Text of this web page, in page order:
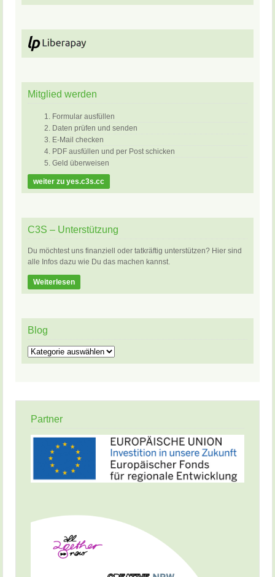
Mitglied werden
Formular ausfüllen
Daten prüfen und senden
E-Mail checken
PDF ausfüllen und per Post schicken
Geld überweisen
weiter zu yes.c3s.cc
C3S – Unterstützung
Du möchtest uns finanziell oder tatkräftig unterstützen? Hier sind
alle Infos dazu wie Du das machen kannst.
Weiterlesen
Blog
Blog
Partner